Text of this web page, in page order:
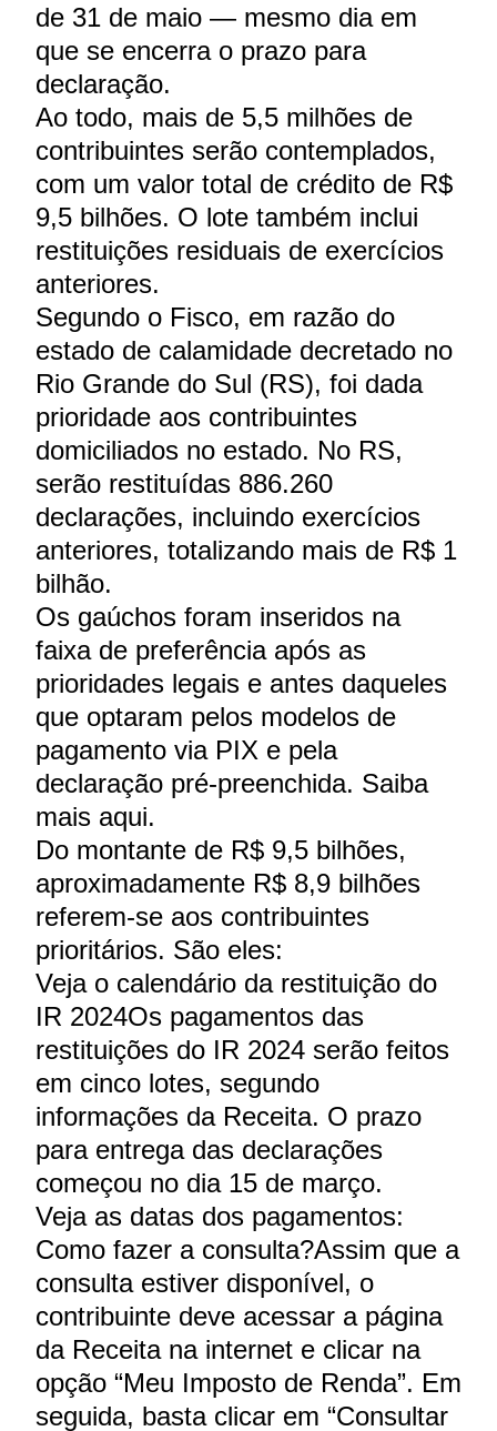
de 31 de maio — mesmo dia em
que se encerra o prazo para
declaração.
Ao todo, mais de 5,5 milhões de
contribuintes serão contemplados,
com um valor total de crédito de R$
9,5 bilhões. O lote também inclui
restituições residuais de exercícios
anteriores.
Segundo o Fisco, em razão do
estado de calamidade decretado no
Rio Grande do Sul (RS), foi dada
prioridade aos contribuintes
domiciliados no estado. No RS,
serão restituídas 886.260
declarações, incluindo exercícios
anteriores, totalizando mais de R$ 1
bilhão.
Os gaúchos foram inseridos na
faixa de preferência após as
prioridades legais e antes daqueles
que optaram pelos modelos de
pagamento via PIX e pela
declaração pré-preenchida. Saiba
mais aqui.
Do montante de R$ 9,5 bilhões,
aproximadamente R$ 8,9 bilhões
referem-se aos contribuintes
prioritários. São eles:
Veja o calendário da restituição do
IR 2024Os pagamentos das
restituições do IR 2024 serão feitos
em cinco lotes, segundo
informações da Receita. O prazo
para entrega das declarações
começou no dia 15 de março.
Veja as datas dos pagamentos:
Como fazer a consulta?Assim que a
consulta estiver disponível, o
contribuinte deve acessar a página
da Receita na internet e clicar na
opção “Meu Imposto de Renda”. Em
seguida, basta clicar em “Consultar